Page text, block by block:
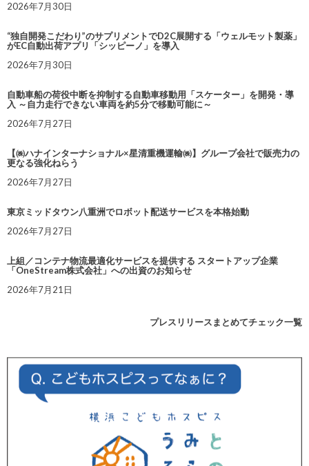
2026年7月30日
“独自開発こだわり”のサプリメントでD2C展開する「ウェルモット製薬」
がEC自動出荷アプリ「シッピーノ」を導入
2026年7月30日
自動車船の荷役中断を抑制する自動車移動用「スケーター」を開発・導
入 ～自力走行できない車両を約5分で移動可能に～
2026年7月27日
【㈱ハナインターナショナル×星清重機運輸㈱】グループ会社で販売力の
更なる強化ねらう
2026年7月27日
東京ミッドタウン八重洲でロボット配送サービスを本格始動
2026年7月27日
上組／コンテナ物流最適化サービスを提供する スタートアップ企業
「OneStream株式会社」への出資のお知らせ
2026年7月21日
プレスリリースまとめてチェック一覧